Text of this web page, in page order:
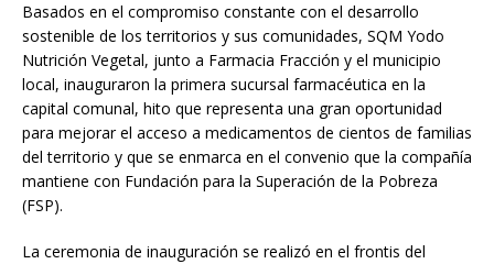
Basados en el compromiso constante con el desarrollo
sostenible de los territorios y sus comunidades, SQM Yodo
Nutrición Vegetal, junto a Farmacia Fracción y el municipio
local, inauguraron la primera sucursal farmacéutica en la
capital comunal, hito que representa una gran oportunidad
para mejorar el acceso a medicamentos de cientos de familias
del territorio y que se enmarca en el convenio que la compañía
mantiene con Fundación para la Superación de la Pobreza
(FSP).
La ceremonia de inauguración se realizó en el frontis del